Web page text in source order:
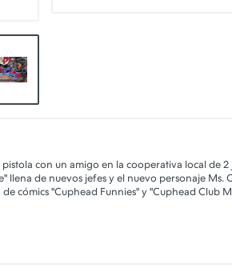
con un amigo en la cooperativa local de 2
llena de nuevos jefes y el nuevo personaje Ms.
cómics "Cuphead Funnies" y "Cuphead